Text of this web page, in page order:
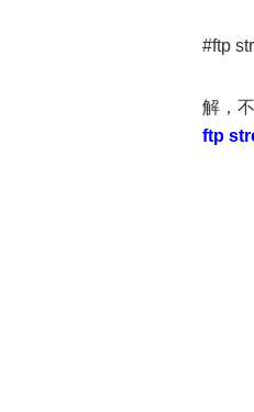
#ftp
解，
ftp